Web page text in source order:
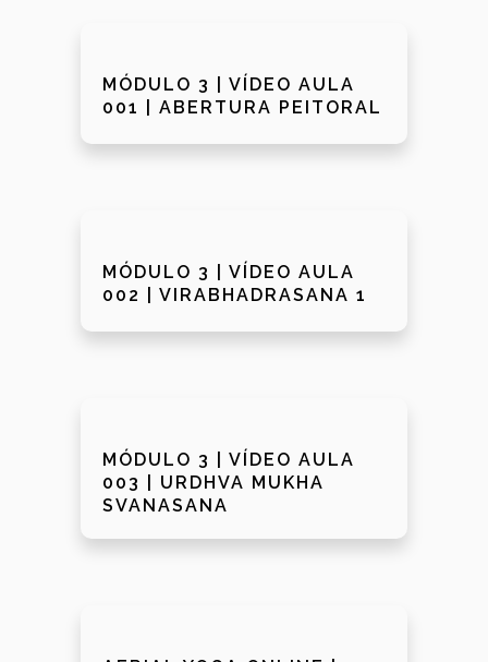
MÓDULO 3 | VÍDEO AULA
001 | ABERTURA PEITORAL
MÓDULO 3 | VÍDEO AULA
002 | VIRABHADRASANA 1
MÓDULO 3 | VÍDEO AULA
003 | URDHVA MUKHA
SVANASANA